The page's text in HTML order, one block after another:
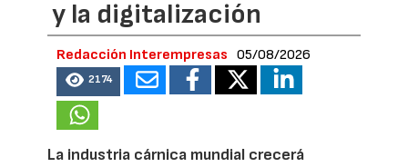
y la digitalización
Redacción Interempresas 05/08/2026
2174
La industria cárnica mundial crecerá